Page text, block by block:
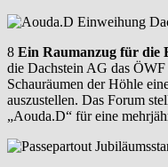
8 Ein Raumanzug für die
die Dachstein AG das
Schauräumen der Höhle
auszustellen. Das Forum
„Aouda.D“ für eine